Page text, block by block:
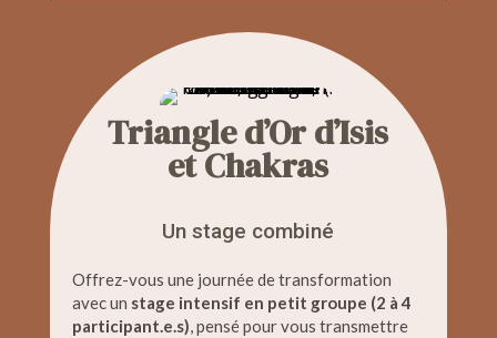
Triangle d’Or d’Isis
et Chakras
Un stage combiné
Offrez-vous une journée de transformation
avec un stage intensif en petit groupe (2 à 4
participant.e.s), pensé pour vous transmettre